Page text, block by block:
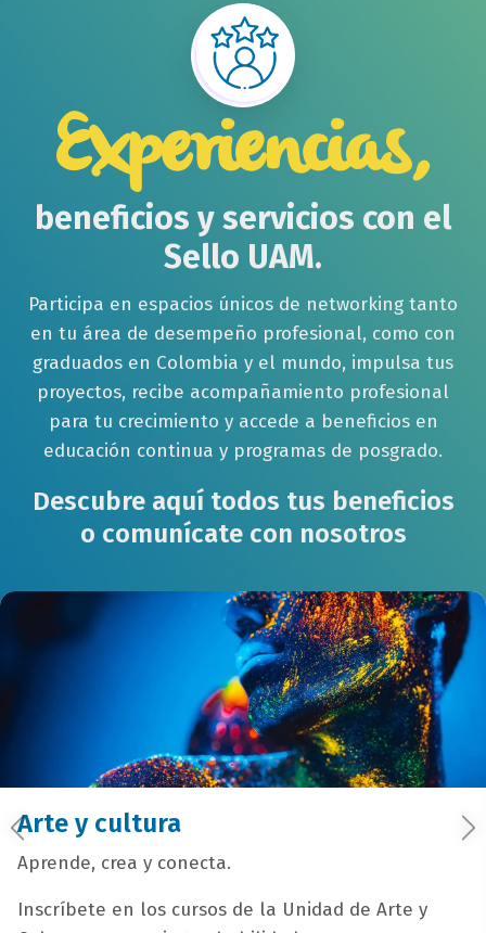
Experiencias,
beneficios y servicios con el
Sello UAM.
Participa en espacios únicos de networking tanto
en tu área de desempeño profesional, como con
graduados en Colombia y el mundo, impulsa tus
proyectos, recibe acompañamiento profesional
para tu crecimiento y accede a beneficios en
educación continua y programas de posgrado.
Descubre aquí todos tus beneficios
o comunícate con nosotros
Arte y cultura
Aprende, crea y conecta.
Inscríbete en los cursos de la Unidad de Arte y